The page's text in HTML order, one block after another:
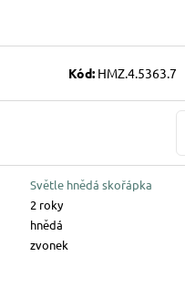
Kód: HMZ.4.5363.7
Světle hnědá skořápka
2 roky
hnědá
zvonek